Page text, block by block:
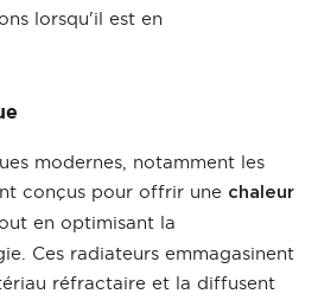
lorsqu'il est en
modernes, notamment les
conçus pour offrir une chaleur
en optimisant la
Ces radiateurs emmagasinent
réfractaire et la diffusent